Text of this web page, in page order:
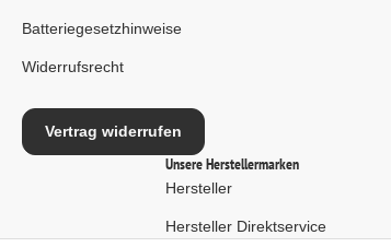
Batteriegesetzhinweise
Widerrufsrecht
Vertrag widerrufen
Unsere Herstellermarken
Hersteller
Hersteller Direktservice